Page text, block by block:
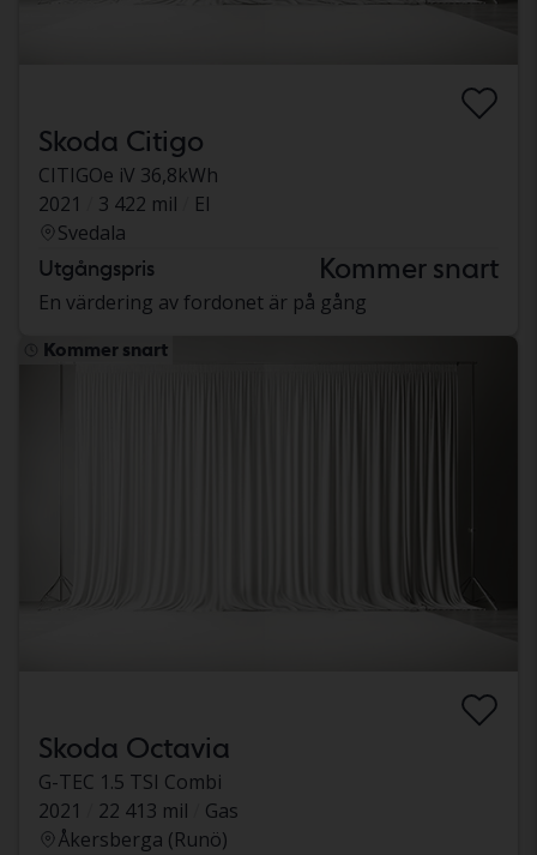
Skoda Citigo
CITIGOe iV 36,8kWh
2021
3 422 mil
El
Svedala
Utgångspris Kommer snart
En värdering av fordonet är på gång
Kommer snart
Skoda Octavia
G-TEC 1.5 TSI Combi
2021
22 413 mil
Gas
Åkersberga (Runö)